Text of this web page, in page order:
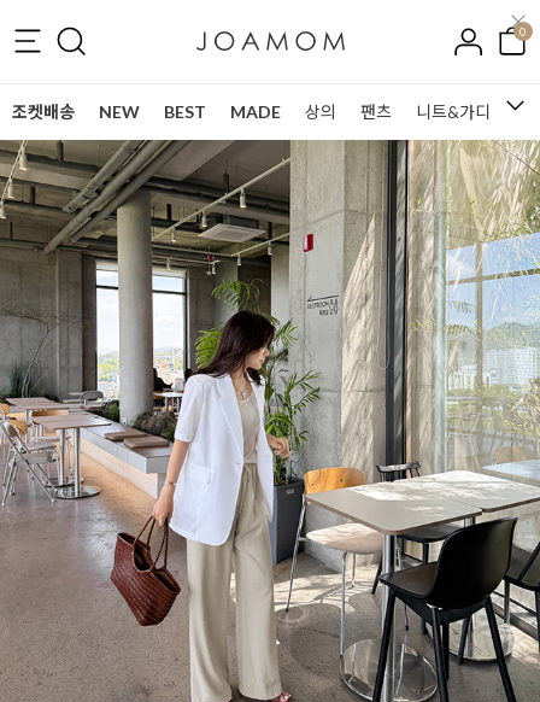
0
조켓배송 NEW BEST MADE 상의 팬츠 니트&가디건